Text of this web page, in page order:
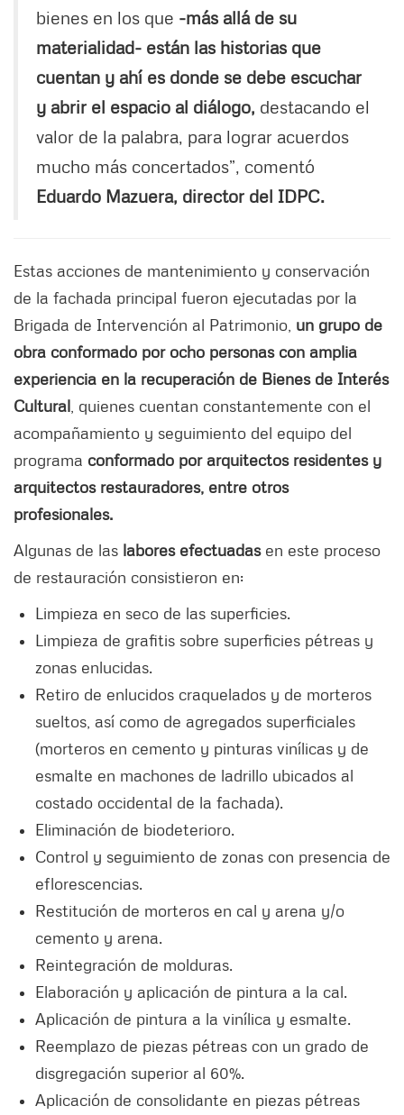
bienes en los que -más allá de su
materialidad- están las historias que
cuentan y ahí es donde se debe escuchar
y abrir el espacio al diálogo, destacando el
valor de la palabra, para lograr acuerdos
mucho más concertados”, comentó
Eduardo Mazuera, director del IDPC.
Estas acciones de mantenimiento y conservación
de la fachada principal fueron ejecutadas por la
Brigada de Intervención al Patrimonio, un grupo de
obra conformado por ocho personas con amplia
experiencia en la recuperación de Bienes de Interés
Cultural , quienes cuentan constantemente con el
acompañamiento y seguimiento del equipo del
programa conformado por arquitectos residentes y
arquitectos restauradores, entre otros
profesionales.
Algunas de las labores efectuadasen este proceso
de restauración consistieron en:
Limpieza en seco de las superficies.
Limpieza de grafitis sobre superficies pétreas y
zonas enlucidas.
Retiro de enlucidos craquelados y de morteros
sueltos, así como de agregados superficiales
(morteros en cemento y pinturas vinílicas y de
esmalte en machones de ladrillo ubicados al
costado occidental de la fachada).
Eliminación de biodeterioro.
Control y seguimiento de zonas con presencia de
eflorescencias.
Restitución de morteros en cal y arena y/o
cemento y arena.
Reintegración de molduras.
Elaboración y aplicación de pintura a la cal.
Aplicación de pintura a la vinílica y esmalte.
Reemplazo de piezas pétreas con un grado de
disgregación superior al 60%.
Aplicación de consolidante en piezas pétreas